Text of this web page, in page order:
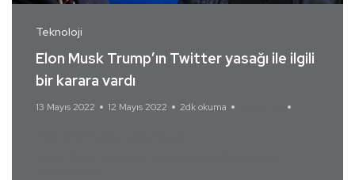
Teknoloji
Elon Musk Trump’ın Twitter yasağı ile ilgili
bir karara vardı
13 Mayıs 2022 12 Mayıs 2022 2dk okuma